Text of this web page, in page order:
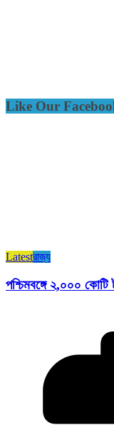
Like Our
Latestরাজ্য​
পশ্চিমবঙ্গে ২,০০০ কোটি